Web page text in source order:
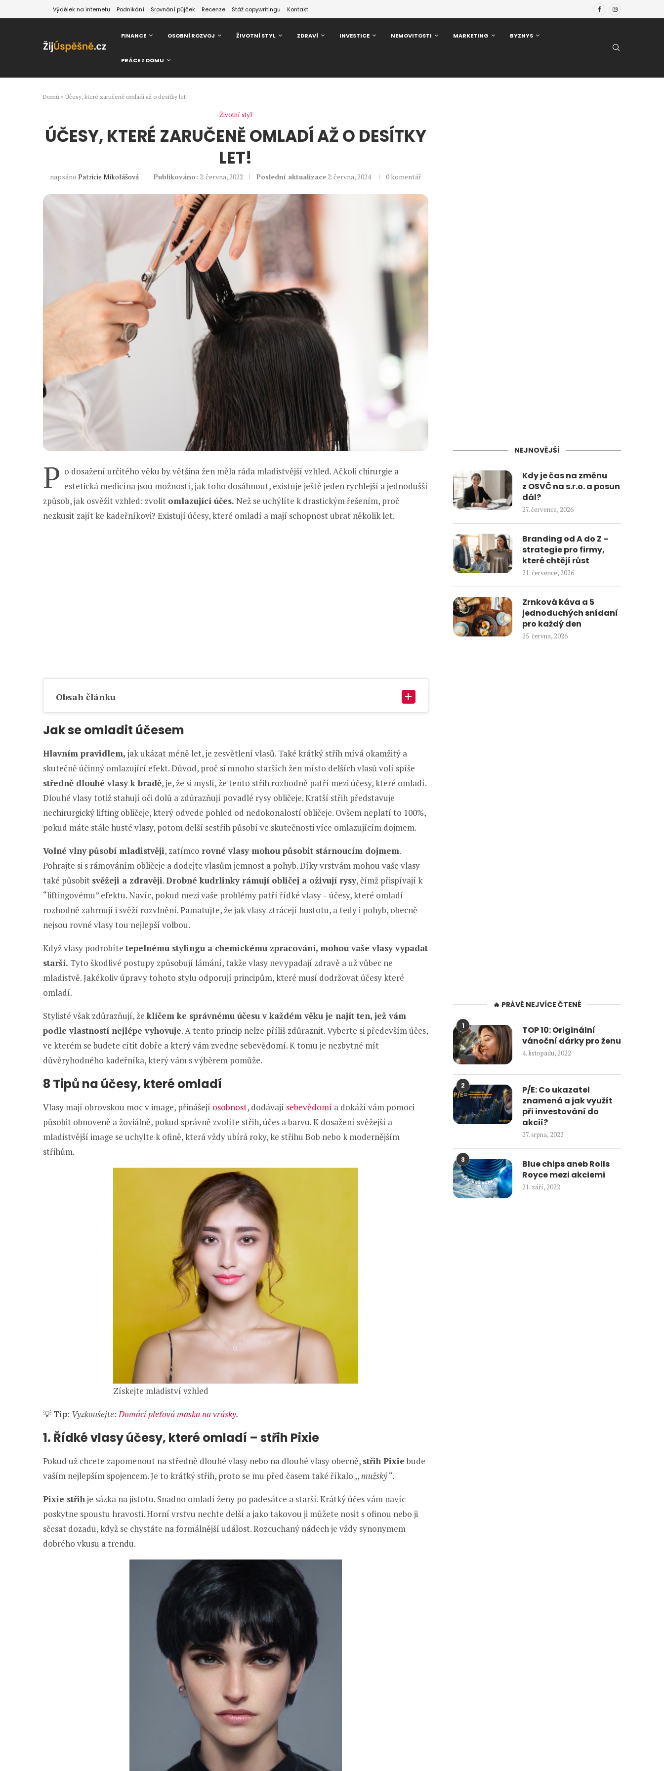
Výdělek na internetu Podnikání Srovnání půjček Recenze Stáž copywritingu Kontakt
FINANCE OSOBNÍ ROZVOJ ŽIVOTNÍ STYL ZDRAVÍ INVESTICE NEMOVITOSTI MARKETING BYZNYS
PRÁCE Z DOMU
Domů » Účesy, které zaručeně omladí až o desítky let!
Životní styl
ÚČESY, KTERÉ ZARUČENĚ OMLADÍ AŽ O DESÍTKY
LET!
napsánoPatricie Mikolášová Publikováno: 2. června, 2022 Poslední aktualizace2. června, 2024 0 komentář
P o dosažení určitého věku by většina žen měla ráda mladistvější vzhled. Ačkoli chirurgie a
estetická medicína jsou možností, jak toho dosáhnout, existuje ještě jeden rychlejší a jednodušší
způsob, jak osvěžit vzhled: zvolit omlazující účes. Než se uchýlíte k drastickým řešením, proč
nezkusit zajít ke kadeřníkovi? Existují účesy, které omladí a mají schopnost ubrat několik let.
Obsah článku
Jak se omladit účesem
Hlavním pravidlem, jak ukázat méně let, je zesvětlení vlasů. Také krátký střih mívá okamžitý a
skutečně účinný omlazující efekt. Důvod, proč si mnoho starších žen místo delších vlasů volí spíše
středně dlouhé vlasy k bradě, je, že si myslí, že tento střih rozhodně patří mezi účesy, které omladí.
Dlouhé vlasy totiž stahují oči dolů a zdůrazňují povadlé rysy obličeje. Kratší střih představuje
nechirurgický lifting obličeje, který odvede pohled od nedokonalostí obličeje. Ovšem neplatí to 100%,
pokud máte stále husté vlasy, potom delší sestřih působí ve skutečnosti více omlazujícím dojmem.
Volné vlny působí mladistvěji, zatímco rovné vlasy mohou působit stárnoucím dojmem.
Pohrajte si s rámováním obličeje a dodejte vlasům jemnost a pohyb. Díky vrstvám mohou vaše vlasy
také působit svěžeji a zdravěji.Drobné kudrlinky rámují obličej a oživují rysy, čímž přispívají k
“liftingovému” efektu. Navíc, pokud mezi vaše problémy patří řídké vlasy – účesy, které omladí
rozhodně zahrnují i svěží rozvlnění. Pamatujte, že jak vlasy ztrácejí hustotu, a tedy i pohyb, obecně
nejsou rovné vlasy tou nejlepší volbou.
Když vlasy podrobítetepelnému stylingu a chemickému zpracování, mohou vaše vlasy vypadat
starší. Tyto škodlivé postupy způsobují lámání, takže vlasy nevypadají zdravě a už vůbec ne
mladistvě. Jakékoliv úpravy tohoto stylu odporují principům, které musí dodržovat účesy které
omladí.
Stylisté však zdůrazňují, že klíčem ke správnému účesu v každém věku je najít ten, jež vám
podle vlastností nejlépe vyhovuje. A tento princip nelze příliš zdůraznit. Vyberte si především účes,
ve kterém se budete cítit dobře a který vám zvedne sebevědomí. K tomu je nezbytné mít
důvěryhodného kadeřníka, který vám s výběrem pomůže.
8 Tipů na účesy, které omladí
Vlasy mají obrovskou moc v image, přinášejí osobnost, dodávají sebevědomí a dokáží vám pomoci
působit obnoveně a žoviálně, pokud správně zvolíte střih, účes a barvu. K dosažení svěžejší a
mladistvější image se uchylte k ofině, která vždy ubírá roky, ke střihu Bob nebo k modernějším
střihům.
Získejte mladiství vzhled
💡 Tip: Vyzkoušejte:Domácí pleťová maska na vrásky.
1. Řídké vlasy účesy, které omladí – střih Pixie
Pokud už chcete zapomenout na středně dlouhé vlasy nebo na dlouhé vlasy obecně, střih Pixie bude
vaším nejlepším spojencem. Je to krátký střih, proto se mu před časem také říkalo ,,mužský“.
Pixie střihje sázka na jistotu. Snadno omladí ženy po padesátce a starší. Krátký účes vám navíc
poskytne spoustu hravosti. Horní vrstvu nechte delší a jako takovou ji můžete nosit s ofinou nebo ji
sčesat dozadu, když se chystáte na formálnější událost. Rozcuchaný nádech je vždy synonymem
dobrého vkusu a trendu.
NEJNOVĚJŠÍ
Kdy je čas na změnu
z OSVČ na s.r.o. a posun
dál?
27. července, 2026
Branding od A do Z –
strategie pro firmy,
které chtějí růst
21. července, 2026
Zrnková káva a 5
jednoduchých snídaní
pro každý den
25. června, 2026
🔥 PRÁVĚ NEJVÍCE ČTENÉ
1
TOP 10: Originální
vánoční dárky pro ženu
4. listopadu, 2022
2
P/E: Co ukazatel
znamená a jak využít
při investování do
akcií?
27. srpna, 2022
3
Blue chips aneb Rolls
Royce mezi akciemi
21. září, 2022